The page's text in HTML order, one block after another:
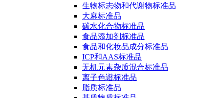
生物标志物和代谢物标准品
大麻标准品
碳水化合物标准品
食品添加剂标准品
食品和化妆品成分标准品
ICP和AAS标准品
无机元素杂质混合标准品
离子色谱标准品
脂质标准品